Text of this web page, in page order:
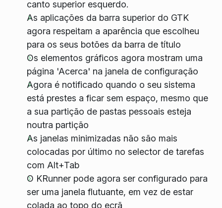
canto superior esquerdo.
As aplicações da barra superior do GTK
agora respeitam a aparência que escolheu
para os seus botões da barra de título
Os elementos gráficos agora mostram uma
página 'Acerca' na janela de configuração
Agora é notificado quando o seu sistema
está prestes a ficar sem espaço, mesmo que
a sua partição de pastas pessoais esteja
noutra partição
As janelas minimizadas não são mais
colocadas por último no selector de tarefas
com Alt+Tab
O KRunner pode agora ser configurado para
ser uma janela flutuante, em vez de estar
colada ao topo do ecrã